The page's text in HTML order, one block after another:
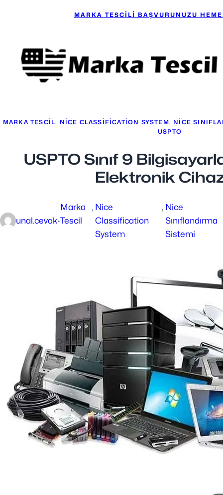
MARKA TESCİLİ BAŞVURUNUZU
MARKA TESCIL, NICE CLASSIFICATION SYSTEM, NICE
USPTO
USPTO Sınıf 9
Elektronik
unal.cevak·
Marka
Tescil
, Nice
Classification
System
, Nice
Sınıflandırma
Sistemi